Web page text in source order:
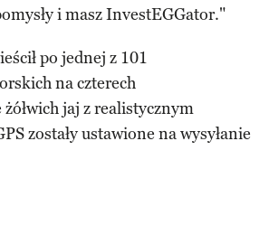
i masz InvestEGGator."
po jednej z 101
na czterech
jaj z realistycznym
zostały ustawione na wysyłanie